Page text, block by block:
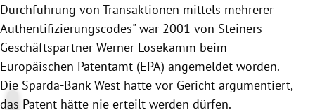
Durchführung von Transaktionen mittels mehrerer
Authentifizierungscodes" war 2001 von Steiners
Geschäftspartner Werner Losekamm beim
Europäischen Patentamt (EPA) angemeldet worden.
Die Sparda-Bank West hatte vor Gericht argumentiert,
das Patent hätte nie erteilt werden dürfen.